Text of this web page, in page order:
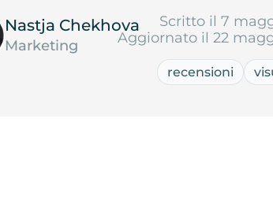
Nastja Chekhova
Marketing
Scritto il 7
Aggiornato il 22
recensioni